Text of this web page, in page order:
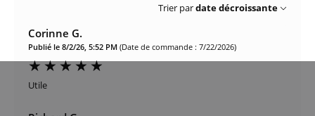
Trier pardate décroissante
Corinne G.
Publié le 8/2/26, 5:52 PM (Date de commande : 7/22/2026)
Utile